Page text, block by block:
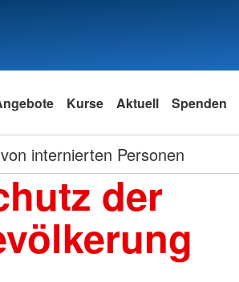
Kurse Aktuell Spenden
internierten Personen
der